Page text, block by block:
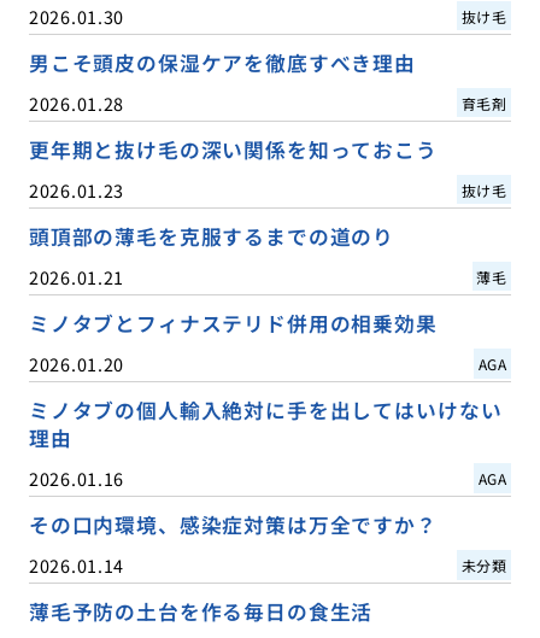
2026.01.30 抜け毛
男こそ頭皮の保湿ケアを徹底すべき理由
2026.01.28 育毛剤
更年期と抜け毛の深い関係を知っておこう
2026.01.23 抜け毛
頭頂部の薄毛を克服するまでの道のり
2026.01.21 薄毛
ミノタブとフィナステリド併用の相乗効果
2026.01.20 AGA
ミノタブの個人輸入絶対に手を出してはいけない
理由
2026.01.16 AGA
その口内環境、感染症対策は万全ですか？
2026.01.14 未分類
薄毛予防の土台を作る毎日の食生活